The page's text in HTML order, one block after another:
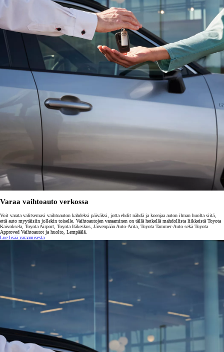
Varaa vaihtoauto verkossa
Voit varata valitsemasi vaihtoauton kahdeksi päiväksi, jotta ehdit nähdä ja koeajaa auton ilman huolta siitä,
että auto myytäisiin jollekin toiselle. Vaihtoautojen varaaminen on tällä hetkellä mahdollista liikkeistä Toyota
Kaivoksela, Toyota Airport, Toyota Itäkeskus, Järvenpään Auto-Arita, Toyota Tammer-Auto sekä Toyota
Approved Vaihtoautot ja huolto, Lempäälä.
Lue lisää varaamisesta